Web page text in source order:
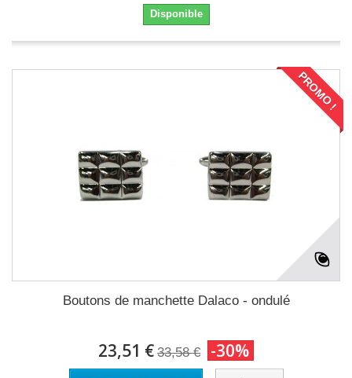
Disponible
PROMO !
Boutons de manchette Dalaco - ondulé
23,51 € 33,58 € -30%